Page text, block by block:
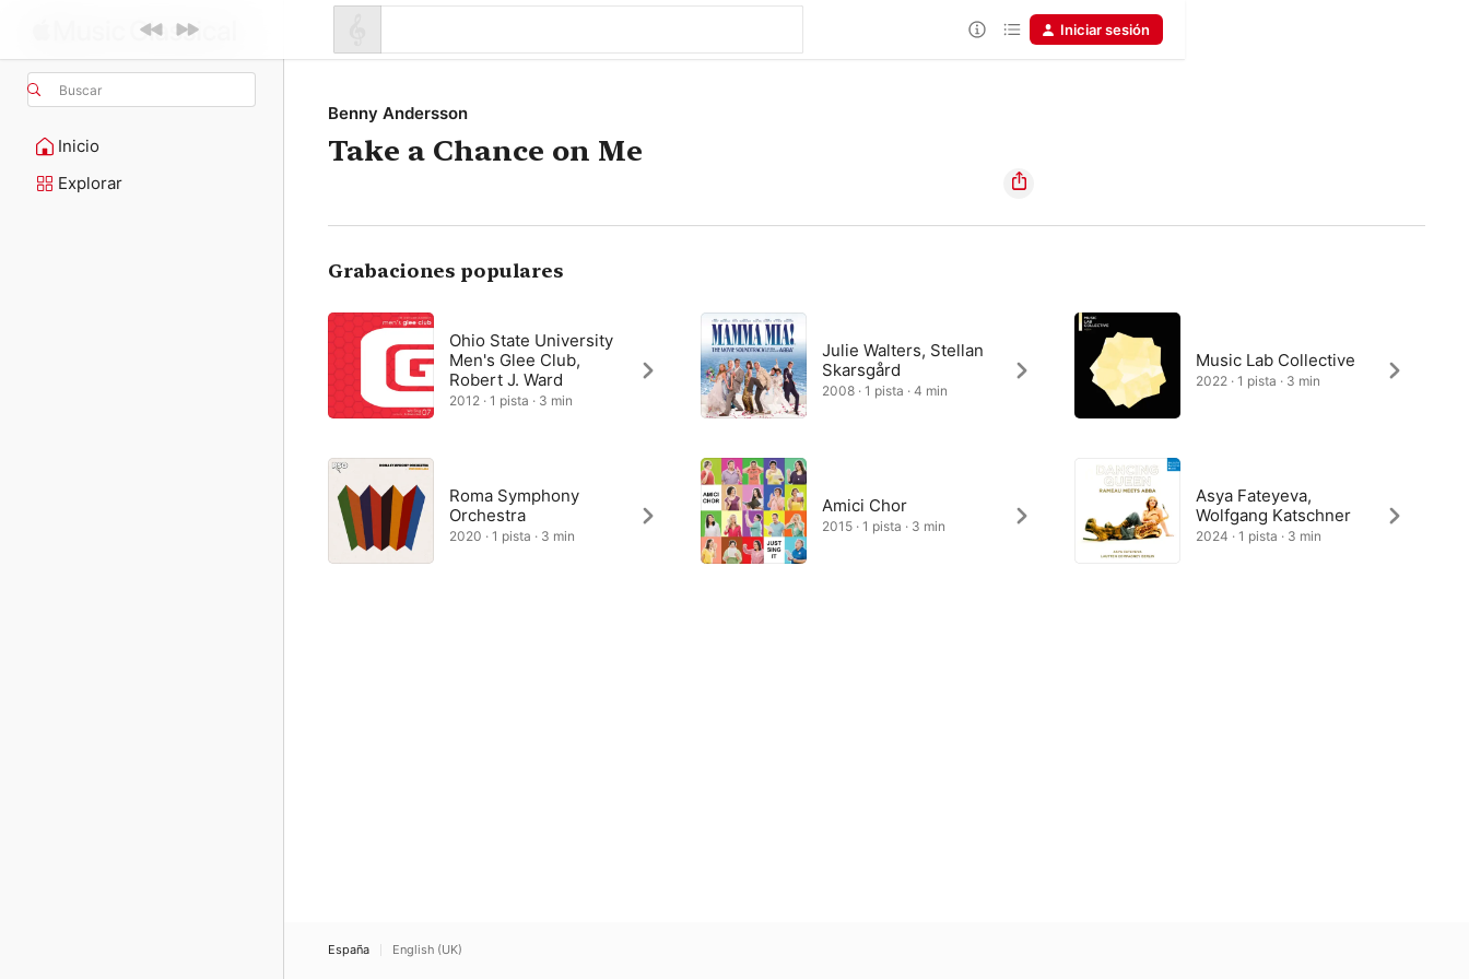
Buscar
Inicio
Explorar
Iniciar sesión
Benny Andersson
Take a Chance on Me
Grabaciones populares
Ohio State University
Men's Glee Club,
Robert J. Ward
2012 · 1 pista · 3 min
Julie Walters, Stellan
Skarsgård
2008 · 1 pista · 4 min
Music Lab Collective
2022 · 1 pista · 3 min
Roma Symphony
Orchestra
2020 · 1 pista · 3 min
Amici Chor
2015 · 1 pista · 3 min
Asya Fateyeva,
Wolfgang Katschner
2024 · 1 pista · 3 min
España English (UK)